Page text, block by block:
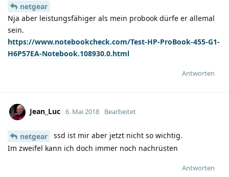
netgear
Nja aber leistungsfähiger als mein probook dürfe er allemal
sein.
https://www.notebookcheck.com/Test-HP-ProBook-455-G1-
H6P57EA-Notebook.108930.0.html
Antworten
Jean_Luc 6. Mai 2018 Bearbeitet
netgear
ssd ist mir aber jetzt nicht so wichtig.
Im zweifel kann ich doch immer noch nachrüsten
Antworten